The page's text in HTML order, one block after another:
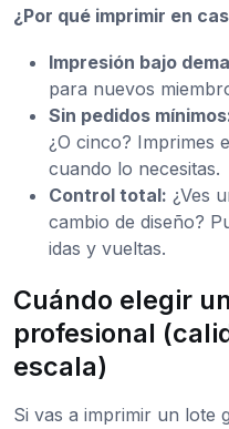
¿Por qué imprimir en
Impresión bajo
para nuevos
Sin pedidos
¿O cinco? Imprimes
cuando lo necesitas.
Control total: ¿Ves
cambio de diseño?
idas y vueltas.
Cuándo elegir
profesional
escala)
Si vas a imprimir un lote